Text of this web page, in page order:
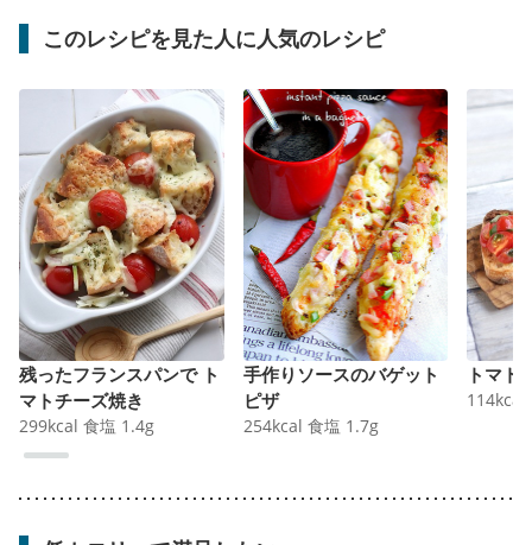
このレシピを見た人に人気のレシピ
残ったフランスパンで ト
マトチーズ焼き
299kcal 食塩 1.4g
手作りソースのバゲット
ピザ
254kcal 食塩 1.7g
トマト
114kcal